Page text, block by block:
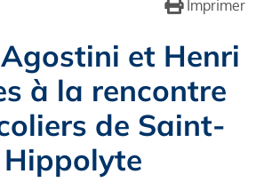
Imprimer
et Henri
à la rencontre
de Saint-
Hippolyte